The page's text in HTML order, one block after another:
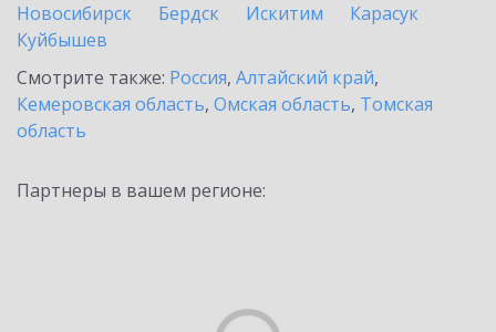
Новосибирск
Бердск Искитим
Карасук
Куйбышев
Смотрите также: Россия, Алтайский край,
Кемеровская область, Омская область, Томская
область
Партнеры в вашем регионе: